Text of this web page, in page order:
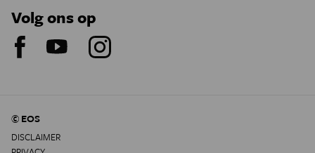
Volg ons op
© EOS
DISCLAIMER